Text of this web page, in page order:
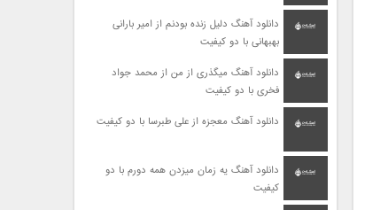
دانلود آهنگ دلیل زنده بودنم از امیر بارانی
بهبهانی با دو کیفیت
دانلود آهنگ میگذری از من از محمد جواد
فخری با دو کیفیت
دانلود آهنگ معجزه از علی طبرسا با دو کیفیت
دانلود آهنگ یه زمان میزدن همه دورم با دو
کیفیت